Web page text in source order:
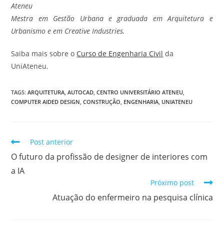
Ateneu
Mestra em Gestão Urbana e graduada em Arquitetura e
Urbanismo e em Creative Industries.
Saiba mais sobre o Curso de Engenharia Civil da
UniAteneu.
TAGS:ARQUITETURA, AUTOCAD, CENTRO UNIVERSITÁRIO ATENEU,
COMPUTER AIDED DESIGN, CONSTRUÇÃO, ENGENHARIA, UNIATENEU
Post anterior
O futuro da profissão de designer de interiores com
a IA
Próximo post
Atuação do enfermeiro na pesquisa clínica